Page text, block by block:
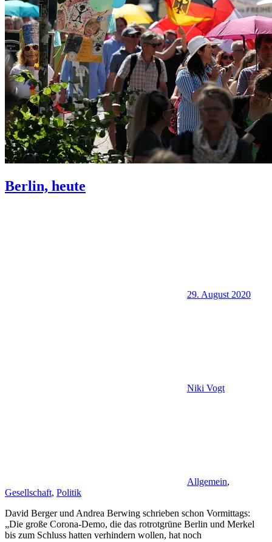
Berlin, heute
29. August 2020
Niki Vogt
Allgemein,
Gesellschaft, Politik
David Berger und Andrea Berwing schrieben schon Vormittags:
„Die große Corona-Demo, die das rotrotgrüne Berlin und Merkel
bis zum Schluss hatten verhindern wollen, hat noch